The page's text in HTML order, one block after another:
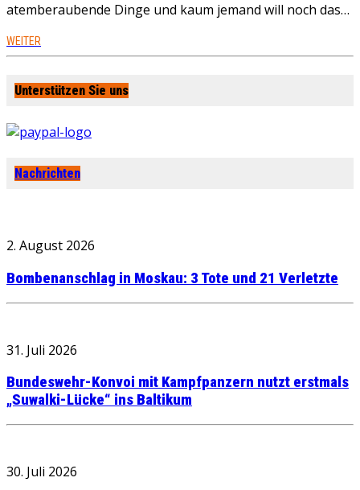
atemberaubende Dinge und kaum jemand will noch das…
WEITER
Unterstützen Sie uns
Nachrichten
2. August 2026
Bombenanschlag in Moskau: 3 Tote und 21 Verletzte
31. Juli 2026
Bundeswehr-Konvoi mit Kampfpanzern nutzt erstmals
„Suwalki-Lücke“ ins Baltikum
30. Juli 2026